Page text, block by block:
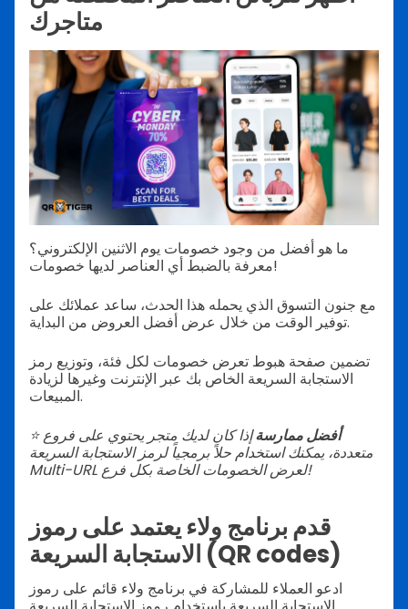
متاجرك
ما هو أفضل من وجود خصومات يوم الاثنين الإلكتروني؟
معرفة بالضبط أي العناصر لديها خصومات!
مع جنون التسوق الذي يحمله هذا الحدث، ساعد عملائك على
توفير الوقت من خلال عرض أفضل العروض من البداية.
تضمين صفحة هبوط تعرض خصومات لكل فئة، وتوزيع رمز
الاستجابة السريعة الخاص بك عبر الإنترنت وغيرها لزيادة
المبيعات.
⭐️
أفضل ممارسةإذا كان لديك متجر يحتوي على فروع
متعددة، يمكنك استخدام حلاً برمجياً لرمز الاستجابة السريعة
Multi-URL لعرض الخصومات الخاصة بكل فرع!
قدم برنامج ولاء يعتمد على رموز
الاستجابة السريعة (QR codes)
ادعو العملاء للمشاركة في برنامج ولاء قائم على رموز